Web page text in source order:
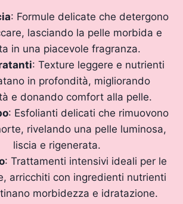
: Formule delicate che detergono
lasciando la pelle morbida e
in una piacevole fragranza.
: Texture leggere e nutrienti
in profondità, migliorando
e donando comfort alla pelle.
: Esfolianti delicati che rimuovono
rivelando una pelle luminosa,
liscia e rigenerata.
: Trattamenti intensivi ideali per le
arricchiti con ingredienti nutrienti
morbidezza e idratazione.